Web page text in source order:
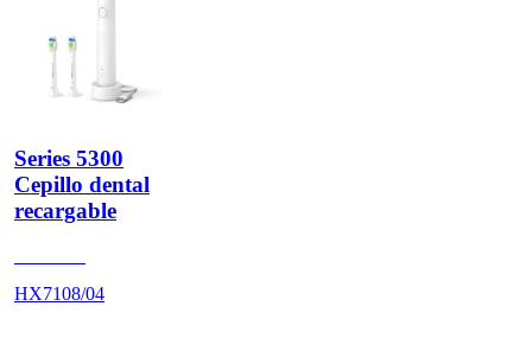
Series 5300
Cepillo dental
recargable
HX7108/04